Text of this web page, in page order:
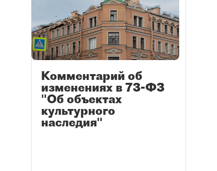
Комментарий об
изменениях в 73-ФЗ
"Об объектах
культурного
наследия"